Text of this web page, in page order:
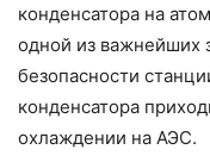
конденсатора на
одной из важнейших
безопасности
конденсатора
охлаждении на АЭС.